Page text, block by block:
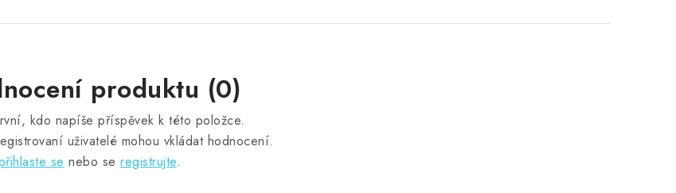
produktu (0)
kdo napíše příspěvek k této položce.
uživatelé mohou vkládat hodnocení.
se nebo se registrujte.